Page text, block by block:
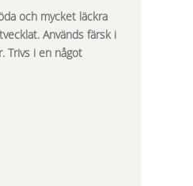
och mycket läckra
Används färsk i
Trivs i en något